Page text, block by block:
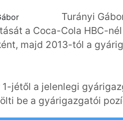
Turányi
a Coca-Cola HBC-
majd 2013-tól a
1-jétől a jelenlegi
be a gyárigazgatói